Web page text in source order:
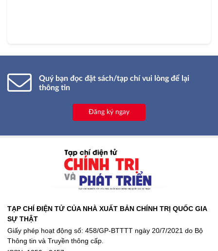
Quý bạn đọc đặt sách/tạp chí vui lòng để lại
thông tin
Đăng ký ngay
TẠP CHÍ ĐIỆN TỬ CỦA NHÀ XUẤT BẢN CHÍNH TRỊ QUỐC GIA
SỰ THẬT
Giấy phép hoạt động số: 458/GP-BTTTT ngày 20/7/2021 do Bộ
Thông tin và Truyền thông cấp.